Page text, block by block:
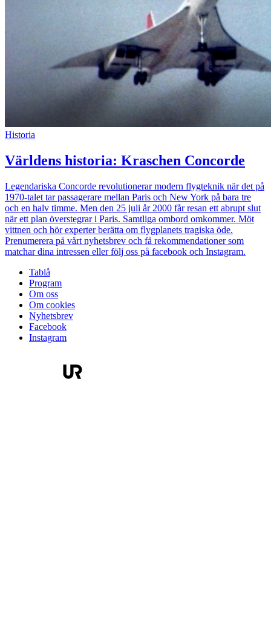
Historia
Världens historia: Kraschen Concorde
Legendariska Concorde revolutionerar modern flygteknik när det på
1970-talet tar passagerare mellan Paris och New York på bara tre
och en halv timme. Men den 25 juli år 2000 får resan ett abrupt slut
när ett plan överstegrar i Paris. Samtliga ombord omkommer. Möt
vittnen och hör experter berätta om flygplanets tragiska öde.
Prenumerera på vårt nyhetsbrev och få rekommendationer som
matchar dina intressen eller följ oss på facebook och Instagram.
Tablå
Program
Om oss
Om cookies
Nyhetsbrev
Facebook
Instagram